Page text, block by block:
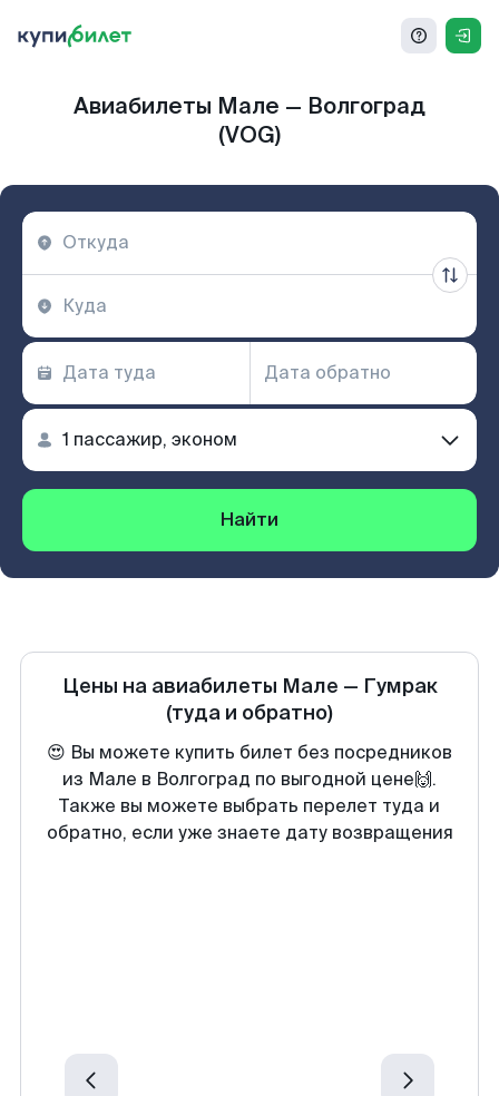
Авиабилеты Мале — Волгоград
(VOG)
Найти
Цены на авиабилеты Мале — Гумрак
(туда и обратно)
😍 Вы можете купить билет без посредников
из Мале в Волгоград по выгодной цене🙌.
Также вы можете выбрать перелет туда и
обратно, если уже знаете дату возвращения